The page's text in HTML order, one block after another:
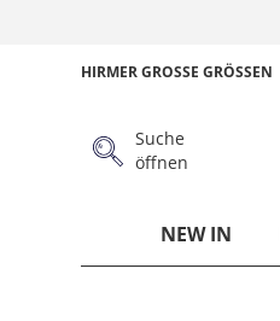
HIRMER GROSSE GRÖSSEN
Suche
öffnen
NEW IN